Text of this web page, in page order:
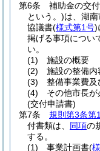
第6条
補助金の交
という。)は、湖
協議書(様式第1号)
掲げる事項につい
い。
(1)
施設の概要
(2)
施設の整備内
(3)
整備事業費及
(4)
その他市長
(交付申請書)
第7条
規則第3条第
付書類は、 同項の
する。
(1)
事業計画書(